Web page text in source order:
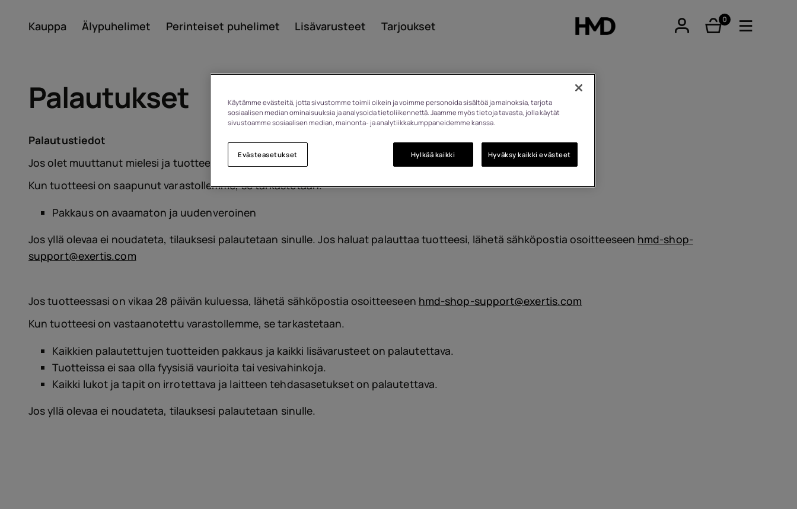
Kauppa Älypuhelimet Perinteiset puhelimet Lisävarusteet Tarjoukset
0
tuotteet
Smartphones
puhelimet
Lisävarusteet
Tarjoukset
Noin
Laitteiden kierrätys
Itsekorjaus
Finland
Palautukset
Palautustiedot
Jos olet muuttanut mielesi ja tuotteesi on avaamaton, voit palauttaa sen 14 päivän kuluessa tilauksesta.
Kun tuotteesi on saapunut varastollemme, se tarkastetaan.
Pakkaus on avaamaton ja uudenveroinen
Jos yllä olevaa ei noudateta, tilauksesi palautetaan sinulle. Jos haluat palauttaa tuotteesi, lähetä sähköpostia osoitteeseen hmd-shop-
support@exertis.com
Jos tuotteessasi on vikaa 28 päivän kuluessa, lähetä sähköpostia osoitteeseen hmd-shop-support@exertis.com
Kun tuotteesi on vastaanotettu varastollemme, se tarkastetaan.
Kaikkien palautettujen tuotteiden pakkaus ja kaikki lisävarusteet on palautettava.
Tuotteissa ei saa olla fyysisiä vaurioita tai vesivahinkoja.
Kaikki lukot ja tapit on irrotettava ja laitteen tehdasasetukset on palautettava.
Jos yllä olevaa ei noudateta, tilauksesi palautetaan sinulle.
Käytämme evästeitä, jotta sivustomme toimii oikein ja voimme personoida sisältöä ja mainoksia, tarjota
sosiaalisen median ominaisuuksia ja analysoida tietoliikennettä. Jaamme myös tietoja tavasta, jolla käytät
sivustoamme sosiaalisen median, mainonta- ja analytiikkakumppaneidemme kanssa.
Evästeasetukset Hylkää kaikki Hyväksy kaikki evästeet